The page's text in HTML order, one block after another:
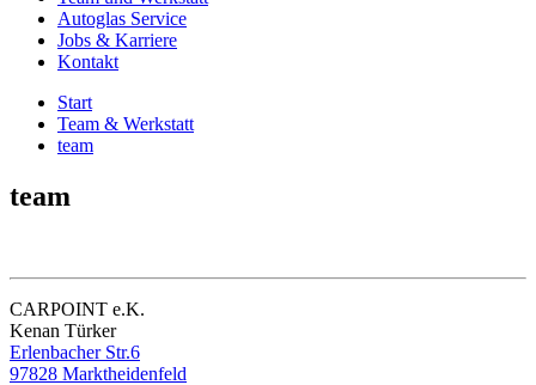
Autoglas Service
Jobs & Karriere
Kontakt
Start
Team & Werkstatt
team
team
CARPOINT e.K.
Kenan Türker
Erlenbacher Str.6
97828 Marktheidenfeld